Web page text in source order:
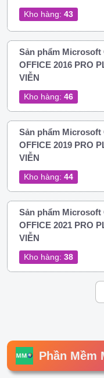
Kho hàng: 43
Sản phẩm Microsoft
OFFICE 2016 PRO
VIỄN
Kho hàng: 46
Sản phẩm Microsoft
OFFICE 2019 PRO
VIỄN
Kho hàng: 44
Sản phẩm Microsoft
OFFICE 2021 PRO
VIỄN
Kho hàng: 38
Phần Mềm